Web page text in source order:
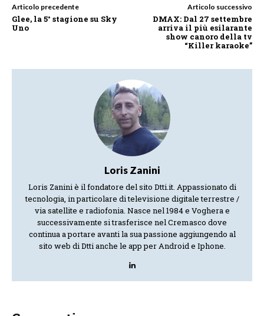
Articolo precedente
Glee, la 5° stagione su Sky
Uno
Articolo successivo
DMAX: Dal 27 settembre
arriva il più esilarante
show canoro della tv
“Killer karaoke”
Loris Zanini
Loris Zanini è il fondatore del sito Dtti.it. Appassionato di
tecnologia, in particolare di televisione digitale terrestre /
via satellite e radiofonia. Nasce nel 1984 e Voghera e
successivamente si trasferisce nel Cremasco dove
continua a portare avanti la sua passione aggiungendo al
sito web di Dtti anche le app per Android e Iphone.